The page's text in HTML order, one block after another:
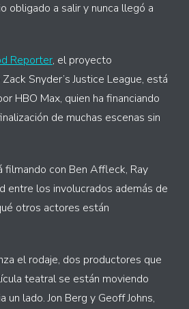
obligado a salir y nunca llegó a
Reporter, el proyecto
Snyder’s Justice League, está
HBO Max, quien ha financiando
de muchas escenas sin
con Ben Affleck, Ray
entre los involucrados además de
otros actores están
el rodaje, dos productores que
teatral se están moviendo
un lado. Jon Berg y Geoff Johns,